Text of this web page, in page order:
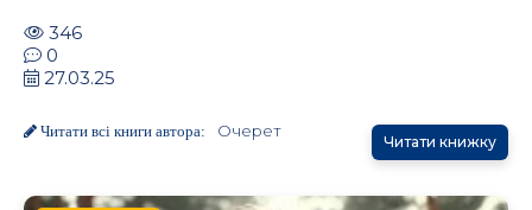
346
0
27.03.25
Читати всі книги автора: Очерет
Читати книжку